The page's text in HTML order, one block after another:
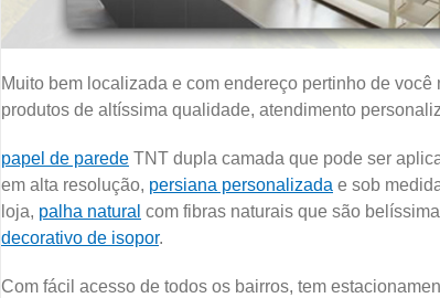
Muito bem localizada e com endereço pertinho de
produtos de altíssima qualidade, atendimento
papel de parede TNT dupla camada que pode ser
em alta resolução, persiana personalizada e sob
loja, palha natural com fibras naturais que são
decorativo de isopor.
Com fácil acesso de todos os bairros, tem